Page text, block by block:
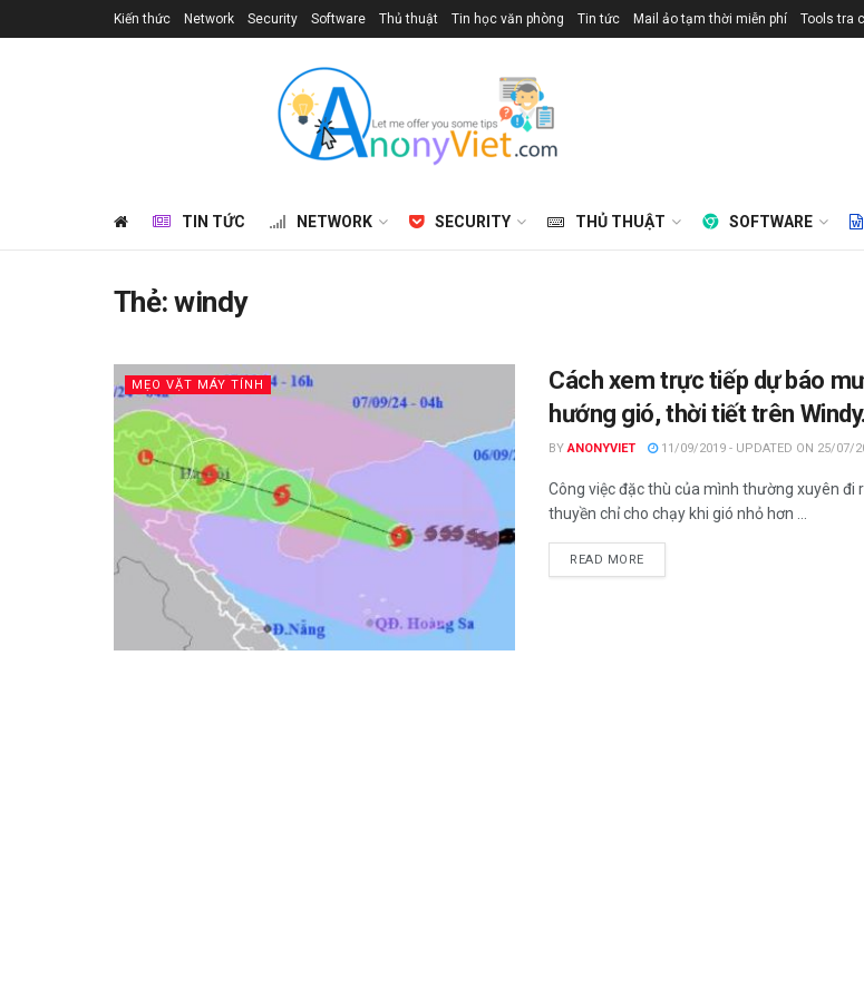
Kiến thức Network Security Software Thủ thuật Tin học văn phòng Tin tức Mail ảo tạm thời miễn phí Tools tra
TIN TỨC NETWORK SECURITY THỦ THUẬT SOFTWARE
Thẻ:windy
MẸO VẶT MÁY TÍNH
Cách xem trực tiếp dự báo
hướng gió, thời tiết trên
BY ANONYVIET 11/09/2019 - UPDATED ON 25/07/
Công việc đặc thù của mình thường xuyên đi
thuyền chỉ cho chạy khi gió nhỏ hơn ...
READ MOREDETAILS